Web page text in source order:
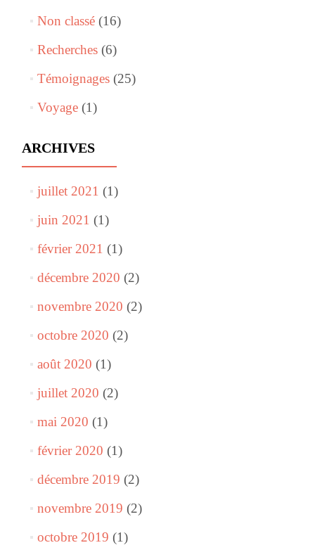
Non classé(16)
Recherches(6)
Témoignages(25)
Voyage(1)
ARCHIVES
juillet 2021 (1)
juin 2021 (1)
février 2021 (1)
décembre 2020 (2)
novembre 2020 (2)
octobre 2020 (2)
août 2020 (1)
juillet 2020 (2)
mai 2020 (1)
février 2020 (1)
décembre 2019 (2)
novembre 2019 (2)
octobre 2019 (1)